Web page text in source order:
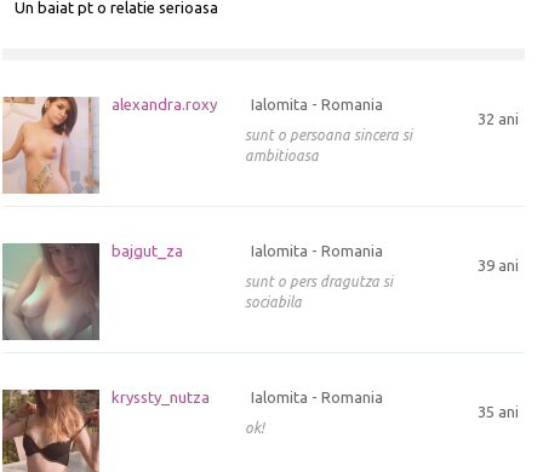
Un baiat pt o relatie serioasa
alexandra.roxy
32 ani
Ialomita - Romania
sunt o persoana sincera si
ambitioasa
bajgut_za
39 ani
Ialomita - Romania
sunt o pers dragutza si
sociabila
kryssty_nutza
35 ani
Ialomita - Romania
ok!